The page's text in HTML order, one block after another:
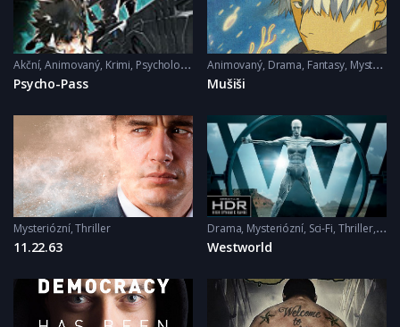
Akční,Animovaný, Krimi, Psychologický ,Sci-Fi,Thriller
Psycho-Pass
Animovaný, Drama, Fantasy, Mysteriózní
Mušiši
Mysteriózní,Thriller
11.22.63
Drama, Mysteriózní, Sci-Fi, Thriller,
Westworld